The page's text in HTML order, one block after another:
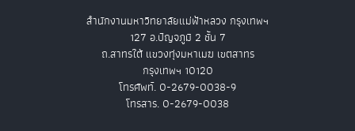
สำนักงานมหาวิทยาลัยแม่ฟ้าหลวง กรุงเทพฯ
127 อ.ปัญจภูมิ 2 ชั้น 7
ถ.สาทรใต้ แขวงทุ่งมหาเมฆ เขตสาทร
กรุงเทพฯ 10120
โทรศัพท์. 0-2679-0038-9
โทรสาร. 0-2679-0038